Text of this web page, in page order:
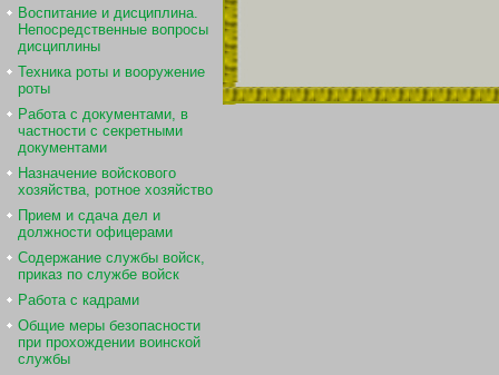
Воспитание и дисциплина.
Непосредственные вопросы
дисциплины
Техника роты и вооружение
роты
Работа с документами, в
частности с секретными
документами
Назначение войскового
хозяйства, ротное хозяйство
Прием и сдача дел и
должности офицерами
Содержание службы войск,
приказ по службе войск
Работа с кадрами
Общие меры безопасности
при прохождении воинской
службы